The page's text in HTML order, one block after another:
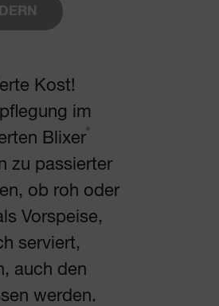
Kost!
im
Blixer
®
zu passierter
ob roh oder
Vorspeise,
serviert,
auch den
werden.